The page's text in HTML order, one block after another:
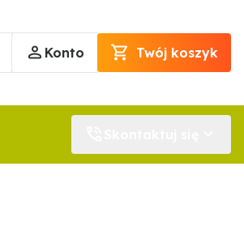
Konto Twój koszyk